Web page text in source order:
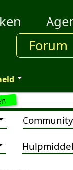
Forum
Community